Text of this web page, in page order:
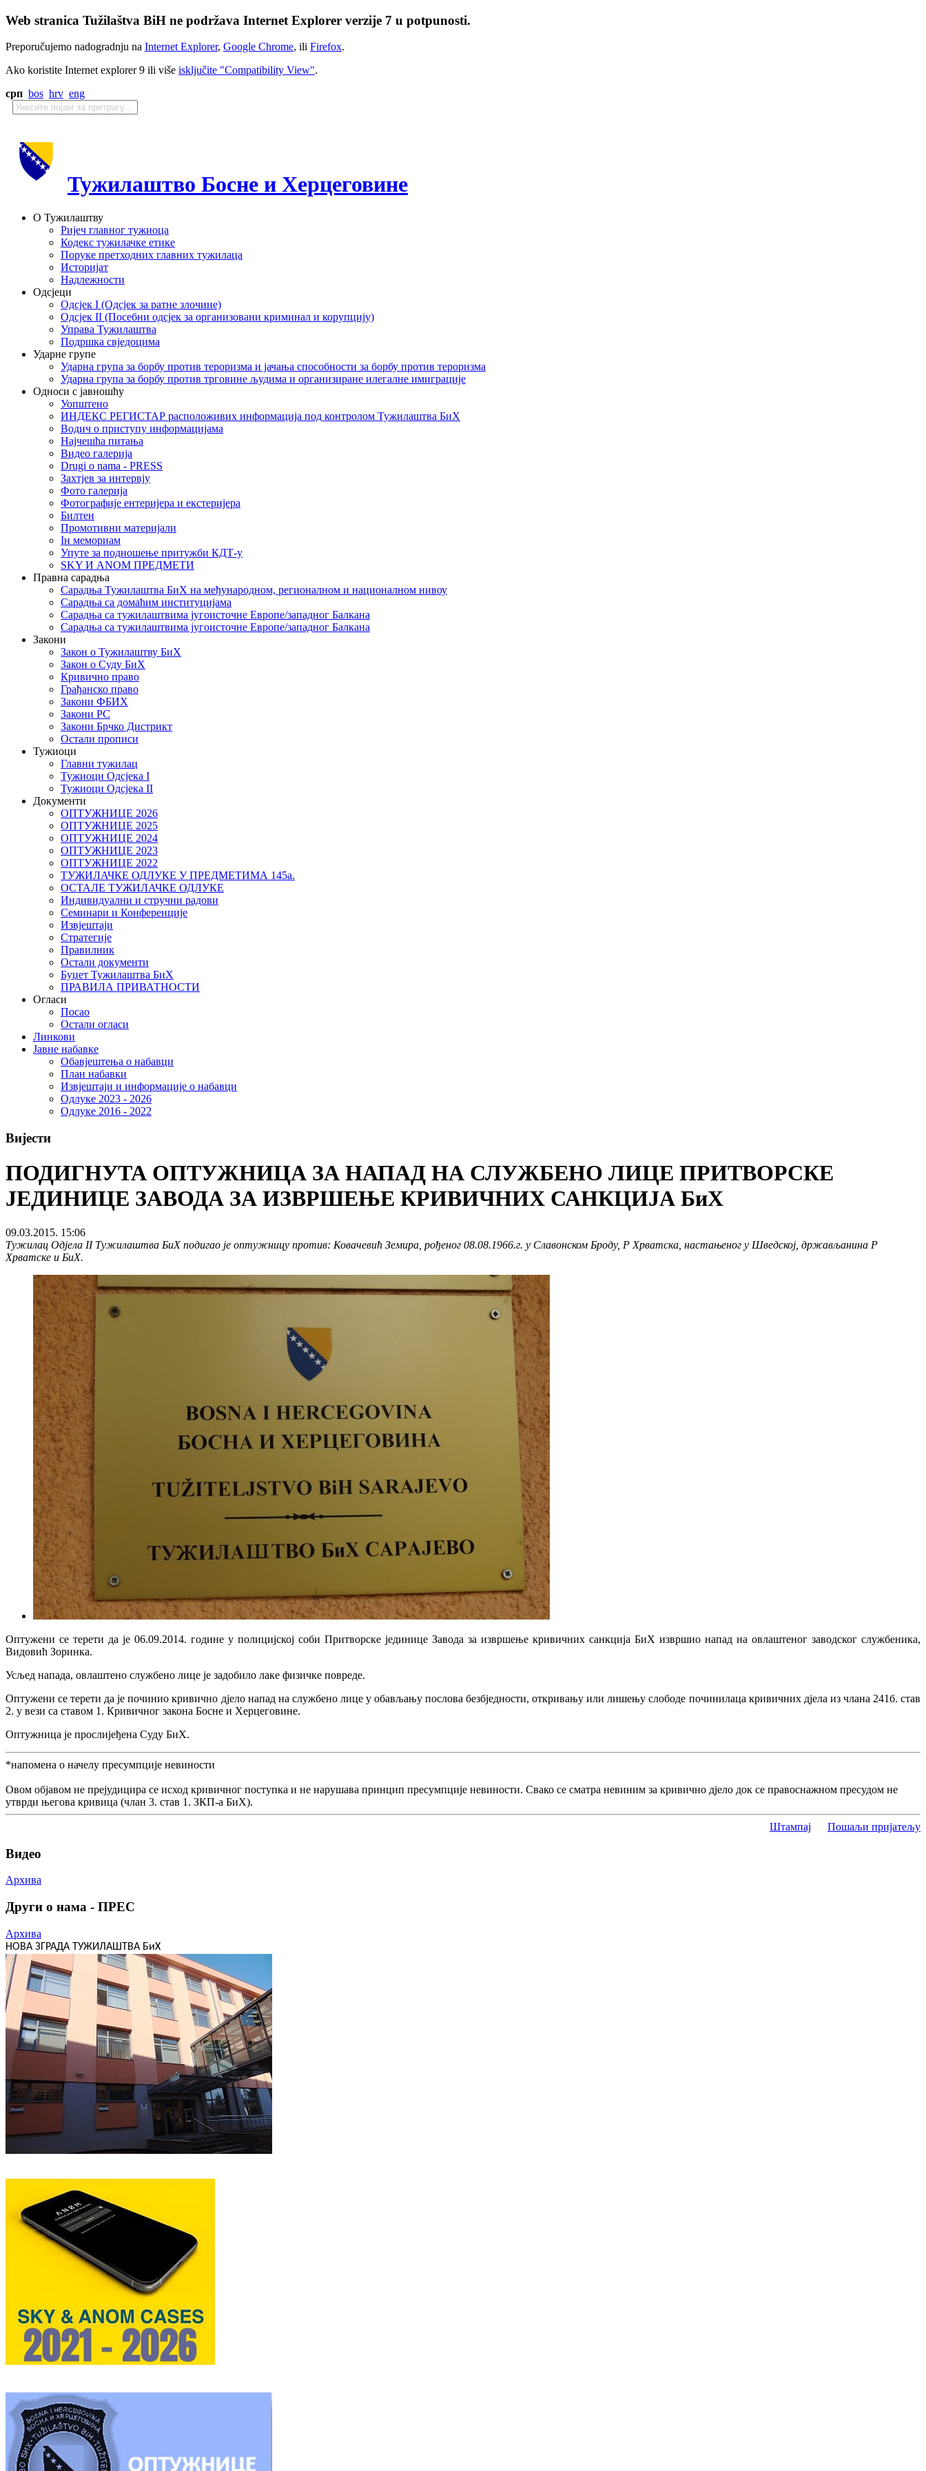
Web stranica Tužilaštva BiH ne podržava Internet Explorer verzije 7 u potpunosti.
Preporučujemo nadogradnju na Internet Explorer, Google Chrome, ili Firefox.
Ako koristite Internet explorer 9 ili više isključite "Compatibility View".
срп bos hrv eng
Тужилаштво Босне и Херцеговине
О Тужилаштву
Ријеч главног тужиоца
Кодекс тужилачке етике
Поруке претходних главних тужилаца
Историјат
Надлежности
Одсјеци
Одсјек I (Одсјек за ратне злочине)
Одсјек II (Посебни одсјек за организовани криминал и корупцију)
Управа Тужилаштва
Подршка свједоцима
Ударне групе
Ударна група за борбу против тероризма и јачања способности за борбу против тероризма
Ударна група за борбу против трговине људима и организиране илегалне имиграције
Односи с јавношћу
Уопштено
ИНДЕКС РЕГИСТАР расположивих информација под контролом Тужилаштва БиХ
Водич о приступу информацијама
Најчешћа питања
Видео галерија
Drugi o nama - PRESS
Захтјев за интервју
Фото галерија
Фотографије ентеријера и екстеријера
Билтен
Промотивни материјали
Iн мемориам
Упуте за подношење притужби КДТ-у
SKY И ANOM ПРЕДМЕТИ
Правна сарадња
Сарадња Тужилаштва БиХ на међународном, регионалном и националном нивоу
Сарадња са домаћим институцијама
Сарадња са тужилаштвима југоисточне Европе/западног Балкана
Сарадња са тужилаштвима југоисточне Европе/западног Балкана
Закони
Закон о Тужилаштву БиХ
Закон о Суду БиХ
Кривично право
Грађанско право
Закони ФБИХ
Закони РС
Закони Брчко Дистрикт
Остали прописи
Тужиоци
Главни тужилац
Тужиоци Oдсјекa I
Тужиоци Oдсјекa II
Документи
ОПТУЖНИЦЕ 2026
ОПТУЖНИЦЕ 2025
ОПТУЖНИЦЕ 2024
ОПТУЖНИЦЕ 2023
ОПТУЖНИЦЕ 2022
ТУЖИЛАЧКЕ ОДЛУКЕ У ПРЕДМЕТИМА 145а.
ОСТАЛЕ ТУЖИЛАЧКЕ ОДЛУКЕ
Индивидуални и стручни радови
Семинари и Конференције
Извјештаји
Стратегије
Правилник
Остали документи
Буџет Тужилаштва БиХ
ПРАВИЛА ПРИВАТНОСТИ
Огласи
Посао
Остали огласи
Линкови
Јавне набавке
Обавјештења о набавци
План набавки
Извјештаји и информације о набавци
Одлуке 2023 - 2026
Одлуке 2016 - 2022
Вијести
ПОДИГНУТА ОПТУЖНИЦА ЗА НАПАД НА СЛУЖБЕНО ЛИЦЕ ПРИТВОРСКЕ
ЈЕДИНИЦЕ ЗАВОДА ЗА ИЗВРШЕЊЕ КРИВИЧНИХ САНКЦИЈА БиХ
09.03.2015. 15:06
Тужилац Одјела II Тужилаштва БиХ подигао је оптужницу против: Ковачевић Земира, рођеног 08.08.1966.г. у Славонском Броду, Р Хрватска, настањеног у Шведској, држављанинa Р
Хрватске и БиХ.
Оптужени се терети да је 06.09.2014. године у полицијској соби Притворске јединице Завода за извршење кривичних санкција БиХ извршио напад на овлаштеног заводског службеника,
Видовић Зоринка.
Усљед напада, овлаштено службено лице је задобило лаке физичке повреде.
Оптужени се терети да је починио кривично дјело напад на службено лице у обављању послова безбједности, откривању или лишењу слободе починилаца кривичних дјела из члана 241б. став
2. у вези са ставом 1. Кривичног закона Босне и Херцеговине.
Оптужница је прослијеђена Суду БиХ.
*напомена о начелу пресумпције невиности
Овом објавом не прејудицира се исход кривичног поступка и не нарушава принцип пресумпције невиности. Свако се сматра невиним за кривично дјело док се правоснажном пресудом не
утврди његова кривица (члан 3. став 1. ЗКП-а БиХ).
Штампај Пошаљи пријатељу
Видео
Архива
Други о нама - ПРЕС
Архива
НОВА ЗГРАДА ТУЖИЛАШТВА БиХ